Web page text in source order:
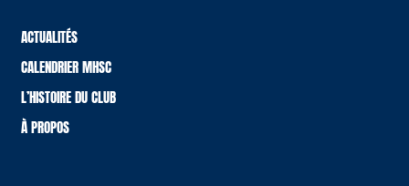
ACTUALITÉS
CALENDRIER MHSC
L’HISTOIRE DU CLUB
À PROPOS